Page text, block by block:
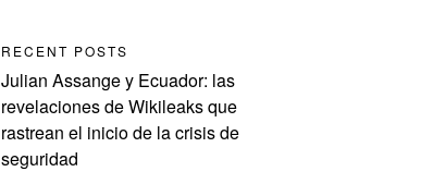
RECENT POSTS
Julian Assange y Ecuador: las
revelaciones de Wikileaks que
rastrean el inicio de la crisis de
seguridad